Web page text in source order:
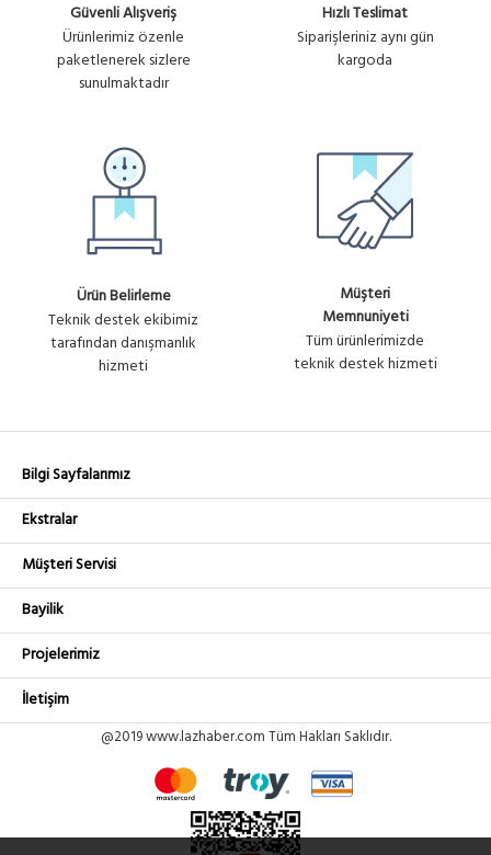
Güvenli Alışveriş
Ürünlerimiz özenle
paketlenerek sizlere
sunulmaktadır
Hızlı Teslimat
Siparişleriniz aynı gün
kargoda
Ürün Belirleme
Teknik destek ekibimiz
tarafından danışmanlık
hizmeti
Müşteri
Memnuniyeti
Tüm ürünlerimizde
teknik destek hizmeti
Bilgi Sayfalarımız
Ekstralar
Müşteri Servisi
Bayilik
Projelerimiz
İletişim
@2019 www.lazhaber.com Tüm Hakları Saklıdır.